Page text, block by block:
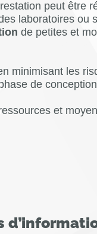
peut être
laboratoires ou
de petites et
minimisant les
de
et